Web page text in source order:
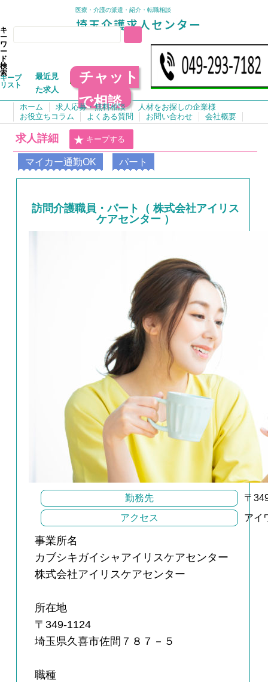
医療・介護の派遣・紹介・転職相談
キ
ー
ワ
ー
ド
検
索
キープ
リスト
最近見
た求人
チャット
で相談
ホーム 求人応募・無料相談
人材をお探しの企業様
お役立ちコラム
よくある質問 お問い合わせ 会社概要
求人詳細 キープする
マイカー通勤OK パート
訪問介護職員・パート（ 株式会社アイリス
ケアセンター ）
勤務先
〒
アクセス
アイ
事業所名
カブシキガイシャアイリスケアセンター
株式会社アイリスケアセンター
所在地
〒349-1124
埼玉県久喜市佐間７８７－５
職種